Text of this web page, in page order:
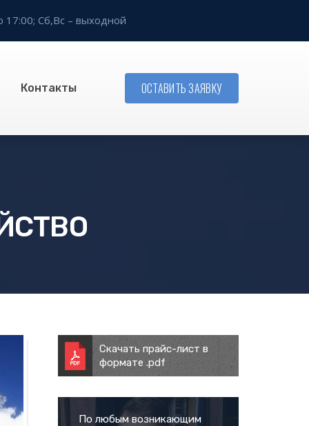
17:00; Сб,Вс – выходной
Контакты ОСТАВИТЬ ЗАЯВКУ
Скачать прайс-лист в
формате .pdf
По любым возникающим